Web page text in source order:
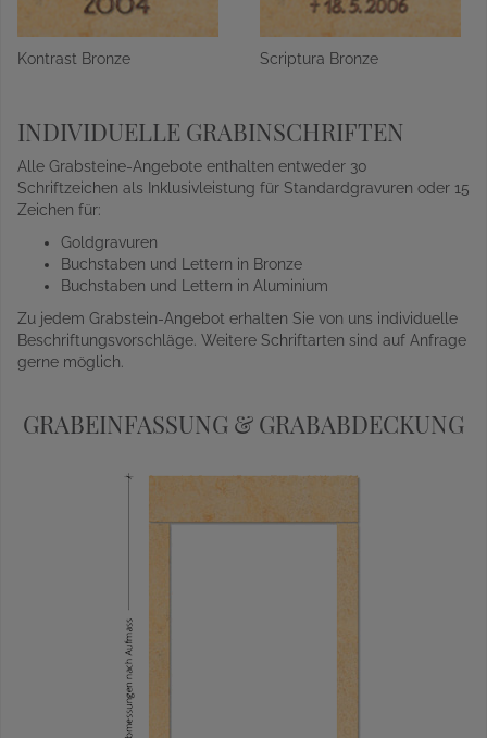
Kontrast Bronze Scriptura Bronze
INDIVIDUELLE GRABINSCHRIFTEN
Alle Grabsteine-Angebote enthalten entweder 30
Schriftzeichen als Inklusivleistung für Standardgravuren oder 15
Zeichen für:
Goldgravuren
Buchstaben und Lettern in Bronze
Buchstaben und Lettern in Aluminium
Zu jedem Grabstein-Angebot erhalten Sie von uns individuelle
Beschriftungsvorschläge. Weitere Schriftarten sind auf Anfrage
gerne möglich.
GRABEINFASSUNG & GRABABDECKUNG